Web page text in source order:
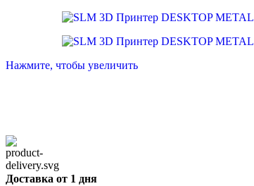
Нажмите, чтобы увеличить
Доставка от 1 дня